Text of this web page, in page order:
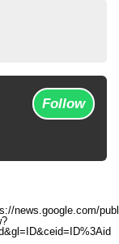
Follow